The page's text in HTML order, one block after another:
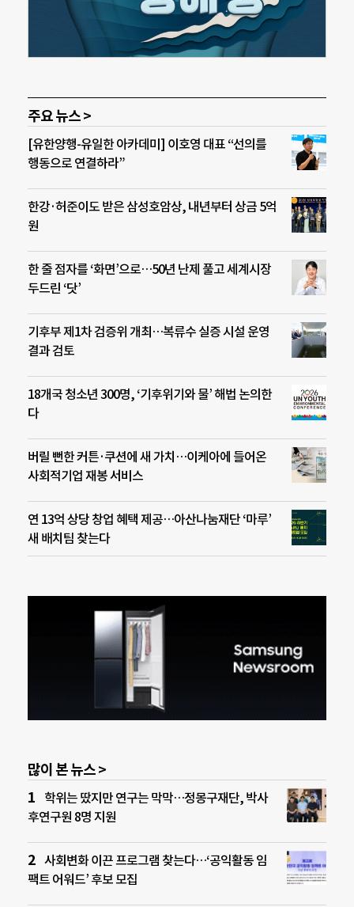
주요 뉴스 >
[유한양행-유일한 아카데미] 이호영 대표 “선의를
행동으로 연결하라”
한강·허준이도 받은 삼성호암상, 내년부터 상금 5억
원
한 줄 점자를 ‘화면’으로…50년 난제 풀고 세계시장
두드린 ‘닷’
기후부 제1차 검증위 개최…복류수 실증 시설 운영
결과 검토
18개국 청소년 300명, ‘기후위기와 물’ 해법 논의한
다
버릴 뻔한 커튼·쿠션에 새 가치…이케아에 들어온
사회적기업 재봉 서비스
연 13억 상당 창업 혜택 제공…아산나눔재단 ‘마루’
새 배치팀 찾는다
많이 본 뉴스 >
학위는 땄지만 연구는 막막…정몽구재단, 박사
후연구원 8명 지원
사회변화 이끈 프로그램 찾는다…‘공익활동 임
팩트 어워드’ 후보 모집